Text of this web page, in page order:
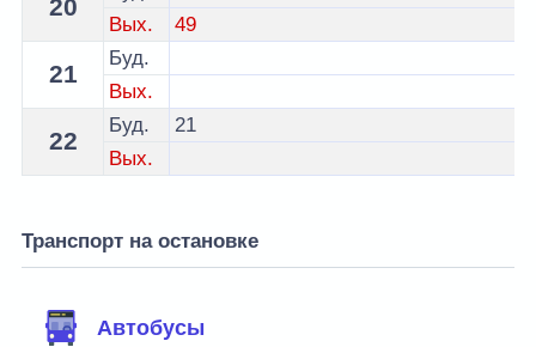
20
Вых.
49
21
Буд.
Вых.
22
Буд.
21
Вых.
Транспорт на остановке
Автобусы